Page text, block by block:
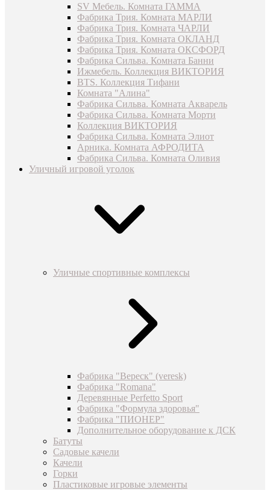
SV Мебель. Комната ГАММА
Фабрика Трия. Комната МАРЛИ
Фабрика Трия. Комната ЧАРЛИ
Фабрика Трия. Комната ОКЛАНД
Фабрика Трия. Комната ОКСФОРД
Фабрика Сильва. Комната Банни
Ижмебель. Коллекция ВИКТОРИЯ
BTS. Коллекция Тифани
Комната "Алина"
Фабрика Сильва. Комната Акварель
Фабрика Сильва. Комната Морти
Коллекция ВИКТОРИЯ
Фабрика Сильва. Комната Элиот
Арника. Комната АФРОДИТА
Фабрика Сильва. Комната Оливия
Уличный игровой уголок
Уличные спортивные комплексы
Фабрика "Вереск" (veresk)
Фабрика "Romana"
Деревянные Perfetto Sport
Фабрика "Формула здоровья"
Фабрика "ПИОНЕР"
Дополнительное оборудование к ДСК
Батуты
Садовые качели
Качели
Горки
Пластиковые игровые элементы